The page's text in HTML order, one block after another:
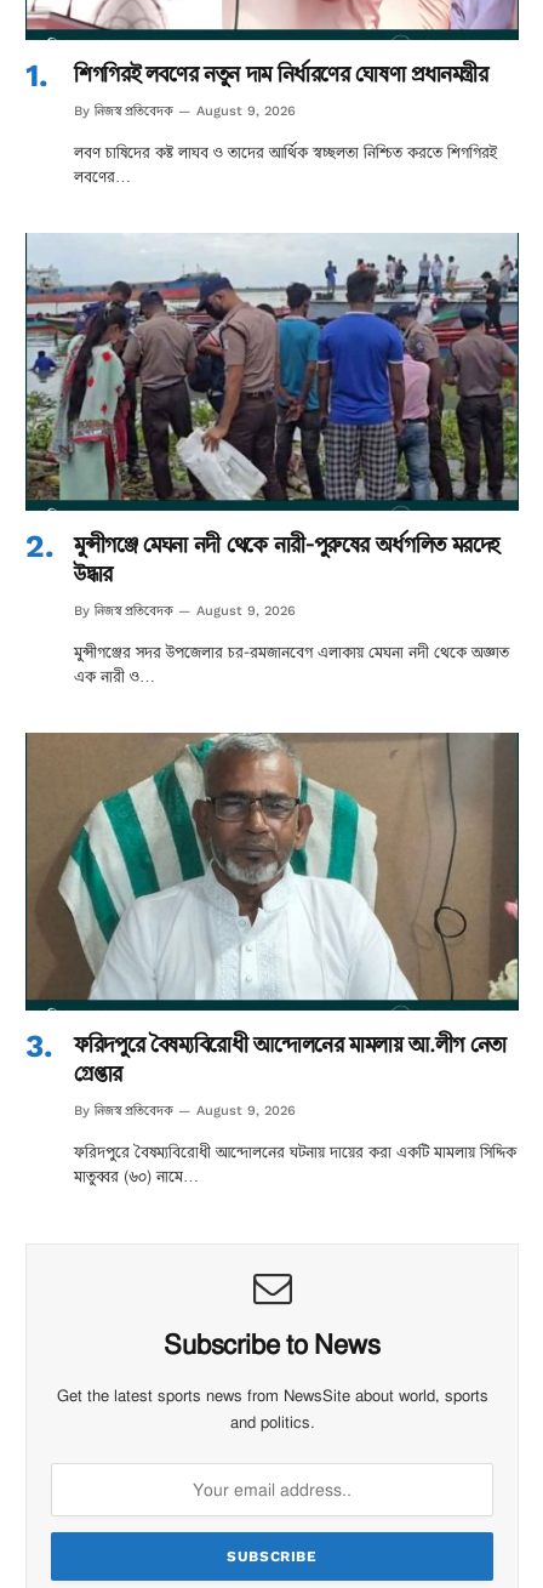
শিগগিরই লবণের নতুন দাম নির্ধারণের ঘোষণা প্রধানমন্ত্রীর
By নিজস্ব প্রতিবেদক August 9, 2026
লবণ চাষিদের কষ্ট লাঘব ও তাদের আর্থিক স্বচ্ছলতা নিশ্চিত করতে শিগগিরই
লবণের…
মুন্সীগঞ্জে মেঘনা নদী থেকে নারী-পুরুষের অর্ধগলিত মরদেহ
উদ্ধার
By নিজস্ব প্রতিবেদক August 9, 2026
মুন্সীগঞ্জের সদর উপজেলার চর-রমজানবেগ এলাকায় মেঘনা নদী থেকে অজ্ঞাত
এক নারী ও…
ফরিদপুরে বৈষম্যবিরোধী আন্দোলনের মামলায় আ.লীগ নেতা
গ্রেপ্তার
By নিজস্ব প্রতিবেদক August 9, 2026
ফরিদপুরে বৈষম্যবিরোধী আন্দোলনের ঘটনায় দায়ের করা একটি মামলায় সিদ্দিক
মাতুব্বর (৬০) নামে…
Subscribe to News
Get the latest sports news from NewsSite about world, sports
and politics.